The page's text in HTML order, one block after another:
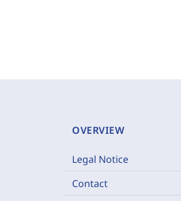
OVERVIEW
Legal Notice
Contact